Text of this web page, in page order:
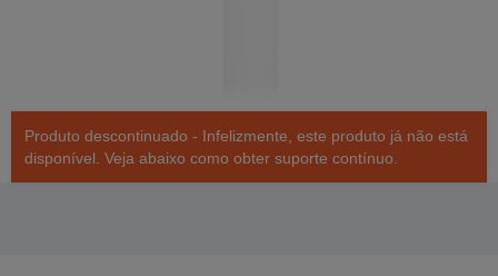
Produto descontinuado - Infelizmente, este produto já não está
disponível. Veja abaixo como obter suporte contínuo.